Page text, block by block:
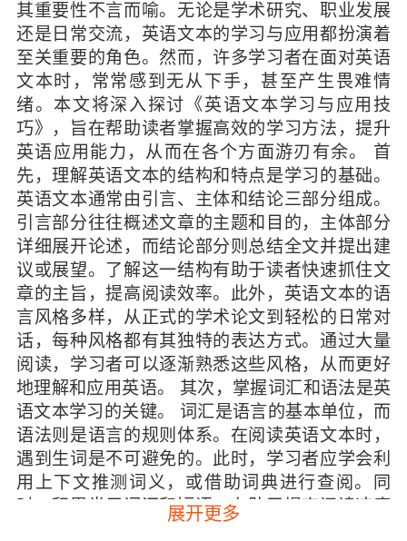
其重要性不言而喻。无论是学术研究、职业发展
还是日常交流，英语文本的学习与应用都扮演着
至关重要的角色。然而，许多学习者在面对英语
文本时，常常感到无从下手，甚至产生畏难情
绪。本文将深入探讨《英语文本学习与应用技
巧》，旨在帮助读者掌握高效的学习方法，提升
英语应用能力，从而在各个方面游刃有余。 首
先，理解英语文本的结构和特点是学习的基础。
英语文本通常由引言、主体和结论三部分组成。
引言部分往往概述文章的主题和目的，主体部分
详细展开论述，而结论部分则总结全文并提出建
议或展望。了解这一结构有助于读者快速抓住文
章的主旨，提高阅读效率。此外，英语文本的语
言风格多样，从正式的学术论文到轻松的日常对
话，每种风格都有其独特的表达方式。通过大量
阅读，学习者可以逐渐熟悉这些风格，从而更好
地理解和应用英语。 其次，掌握词汇和语法是英
语文本学习的关键。 词汇是语言的基本单位，而
语法则是语言的规则体系。在阅读英语文本时，
遇到生词是不可避免的。此时，学习者应学会利
用上下文推测词义，或借助词典进行查阅。同
时，积累常用词汇和短语，有助于提高阅读速度
和理解深度。语法方面，虽然英语语法相对复
展开更多